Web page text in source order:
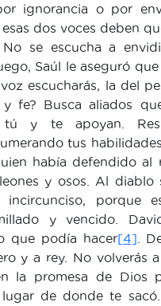
ignorancia o por
dos voces deben
se escucha a
Saúl le aseguró
escucharás, la del
fe? Busca aliados
tú y te apoyan.
tus
había defendido al
y osos. Al diablo
incircunciso, porque
y vencido.
que podía hacer[4] .
y a rey. No volverás
la promesa de Dios
lugar de donde te sacó.